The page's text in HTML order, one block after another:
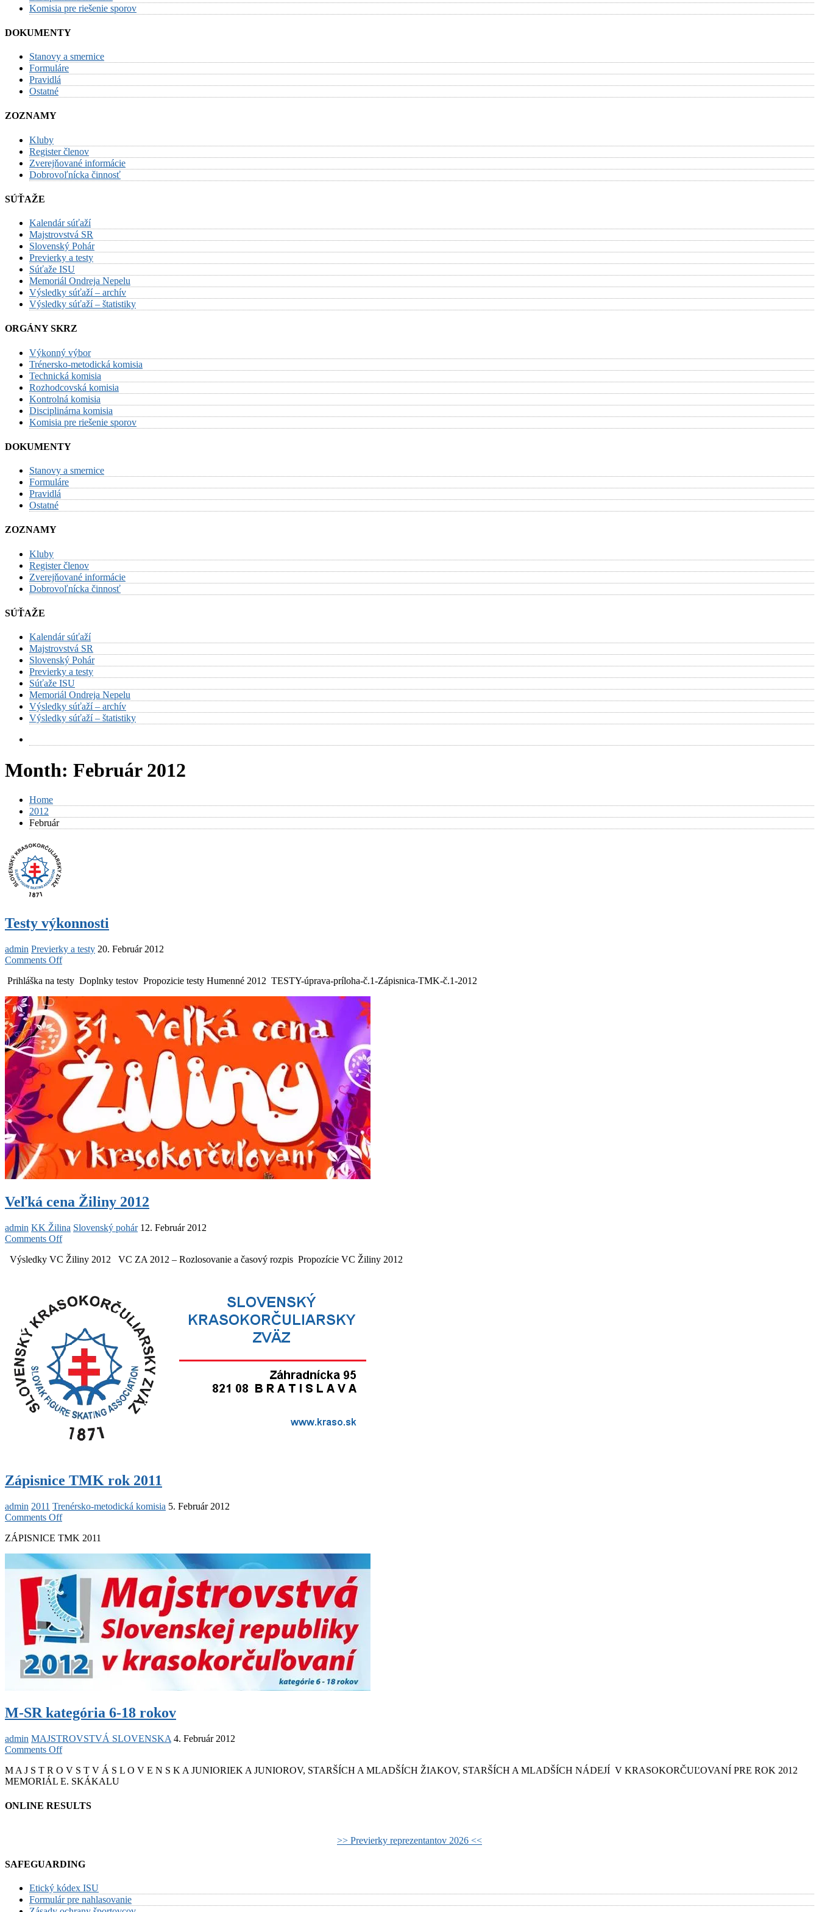
Komisia pre riešenie sporov
DOKUMENTY
Stanovy a smernice
Formuláre
Pravidlá
Ostatné
ZOZNAMY
Kluby
Register členov
Zverejňované informácie
Dobrovoľnícka činnosť
SÚŤAŽE
Kalendár súťaží
Majstrovstvá SR
Slovenský Pohár
Previerky a testy
Súťaže ISU
Memoriál Ondreja Nepelu
Výsledky súťaží – archív
Výsledky súťaží – štatistiky
ORGÁNY SKRZ
Výkonný výbor
Trénersko-metodická komisia
Technická komisia
Rozhodcovská komisia
Kontrolná komisia
Disciplinárna komisia
Komisia pre riešenie sporov
DOKUMENTY
Stanovy a smernice
Formuláre
Pravidlá
Ostatné
ZOZNAMY
Kluby
Register členov
Zverejňované informácie
Dobrovoľnícka činnosť
SÚŤAŽE
Kalendár súťaží
Majstrovstvá SR
Slovenský Pohár
Previerky a testy
Súťaže ISU
Memoriál Ondreja Nepelu
Výsledky súťaží – archív
Výsledky súťaží – štatistiky
Month: Február 2012
Home
2012
Február
Testy výkonnosti
admin Previerky a testy 20. Február 2012
Comments Offon
výkonnosti
Prihláška na testy Doplnky testov Propozicie testy Humenné 2012 TESTY-úprava-príloha-č.1-Zápisnica-TMK-č.1-2012
Veľká cena Žiliny 2012
admin KK Žilina Slovenský pohár 12. Február 2012
Comments Offon
cena
Výsledky VC Žiliny 2012 VC ZA 2012 – Rozlosovanie a časový rozpis Propozície VC Žiliny 2012
Zápisnice TMK rok 2011
admin 2011 Trenérsko-metodická komisia 5. Február 2012
Comments Offon
TMK
2011
ZÁPISNICE TMK 2011
M-SR kategória 6-18 rokov
admin MAJSTROVSTVÁ SLOVENSKA 4. Február 2012
Comments Offon
SR
kategória
18
M A J S T R O V S T V Á S L O V E N S K A JUNIORIEK A JUNIOROV, STARŠÍCH A MLADŠÍCH ŽIAKOV, STARŠÍCH A MLADŠÍCH NÁDEJÍ V KRASOKORČUĽOVANÍ PRE ROK 2012
MEMORIÁL E. SKÁKALU
ONLINE RESULTS
>> Previerky reprezentantov 2026 <<
SAFEGUARDING
Etický kódex ISU
Formulár pre nahlasovanie